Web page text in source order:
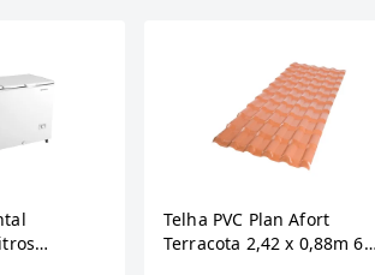
Telha PVC Plan Afort
Terracota 2,42 x 0,88m 6